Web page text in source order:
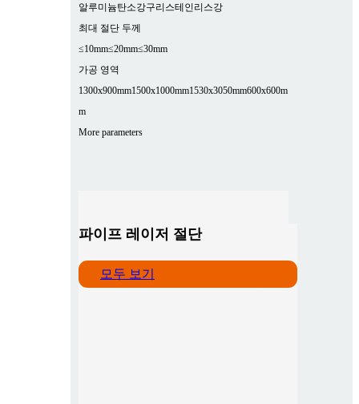
알루미늄탄소강구리스테인리스강
최대 절단 두께
≤10mm≤20mm≤30mm
가공 영역
1300x900mm1500x1000mm1530x3050mm600x600m
m
More parameters
파이프 레이저 절단
모두 보기